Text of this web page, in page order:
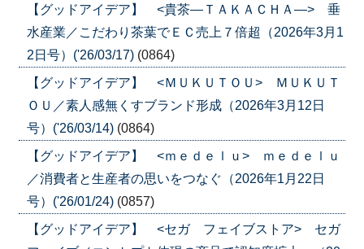
【グッドアイデア】 <貴茶―ＴＡＫＡＣＨＡ―> 垂
水産業／こだわり茶葉でＥＣ売上７倍超（2026年3月1
2日号）('26/03/17) (0864)
【グッドアイデア】 <ＭＵＫＵＴＯＵ> ＭＵＫＵＴ
ＯＵ／素人感無くすブランド形成（2026年3月12日
号）('26/03/14) (0864)
【グッドアイデア】 <ｍｅｄｅｌｕ> ｍｅｄｅｌｕ
／消費者と生産者の思いをつなぐ（2026年1月22日
号）('26/01/24) (0857)
【グッドアイデア】 <セガ フェイブストア> セガ